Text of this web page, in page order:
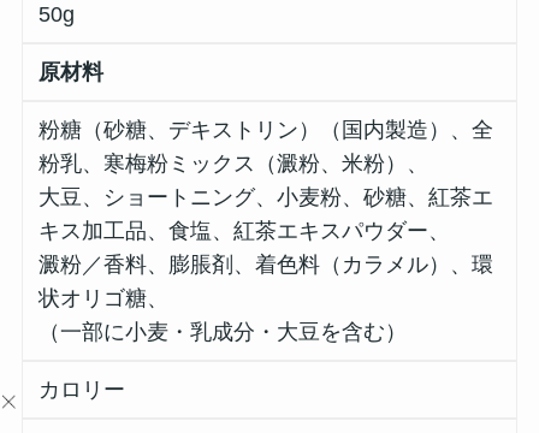
50g
原材料
粉糖（砂糖、デキストリン）（国内製造）、全
粉乳、寒梅粉ミックス（澱粉、米粉）、
大豆、ショートニング、小麦粉、砂糖、紅茶エ
キス加工品、食塩、紅茶エキスパウダー、
澱粉／香料、膨脹剤、着色料（カラメル）、環
状オリゴ糖、
（一部に小麦・乳成分・大豆を含む）
カロリー